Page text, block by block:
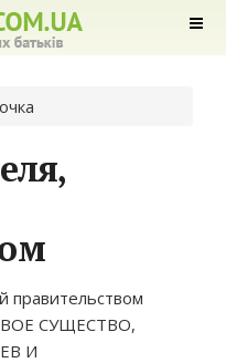
правительством
СУЩЕСТВО,
И